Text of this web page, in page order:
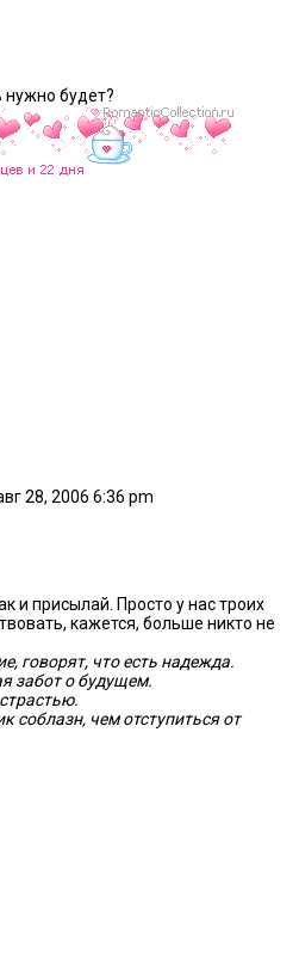
нужно будет?
28, 2006 6:36 pm
и присылай. Просто у нас троих
кажется, больше никто не
говорят, что есть надежда.
забот о будущем.
соблазн, чем отступиться от